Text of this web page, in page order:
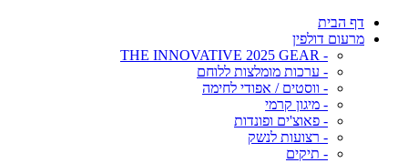
דף הבית
מרעום דולפין
- THE INNOVATIVE 2025 GEAR
- ערכות מומלצות ללוחם
- ווסטים / אפודי לחימה
- מיגון קרמי
- פאוצ'ים ופונדות
- רצועות לנשק
- תיקים